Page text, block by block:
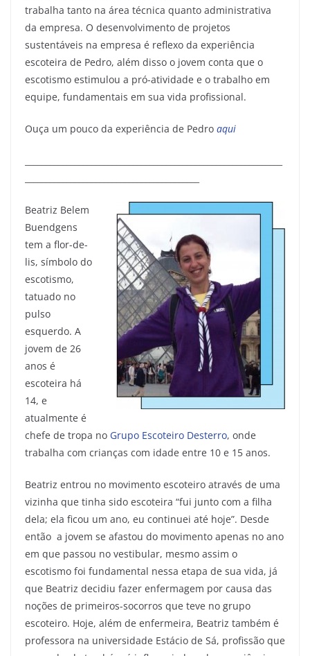
trabalha tanto na área técnica quanto administrativa
da empresa. O desenvolvimento de projetos
sustentáveis na empresa é reflexo da experiência
escoteira de Pedro, além disso o jovem conta que o
escotismo estimulou a pró-atividade e o trabalho em
equipe, fundamentais em sua vida profissional.
Ouça um pouco da experiência de Pedro aqui
Beatriz Belem
Buendgens
tem a flor-de-
lis, símbolo do
escotismo,
tatuado no
pulso
esquerdo. A
jovem de 26
anos é
escoteira há
14, e
atualmente é
chefe de tropa no Grupo Escoteiro Desterro, onde
trabalha com crianças com idade entre 10 e 15 anos.
Beatriz entrou no movimento escoteiro através de uma
vizinha que tinha sido escoteira “fui junto com a filha
dela; ela ficou um ano, eu continuei até hoje”. Desde
então a jovem se afastou do movimento apenas no ano
em que passou no vestibular, mesmo assim o
escotismo foi fundamental nessa etapa de sua vida, já
que Beatriz decidiu fazer enfermagem por causa das
noções de primeiros-socorros que teve no grupo
escoteiro. Hoje, além de enfermeira, Beatriz também é
professora na universidade Estácio de Sá, profissão que